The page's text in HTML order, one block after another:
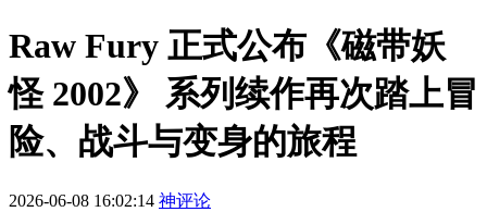
Raw Fury 正式公布《磁带妖
怪 2002》 系列续作再次踏上冒
险、战斗与变身的旅程
2026-06-08 16:02:14 神评论